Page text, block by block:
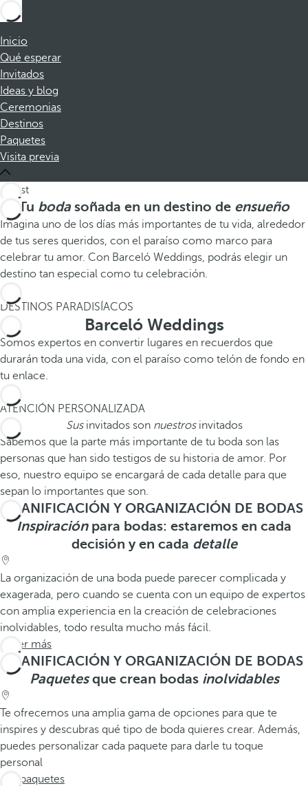
Inicio
Qué esperar
Invitados
Ideas y blog
Ceremonias
Destinos
Paquetes
Visita previa
Tu bodasoñada en un destino de ensueño
Imagina uno de los días más importantes de tu vida, alrededor
de tus seres queridos, con el paraíso como marco para
celebrar tu amor. Con Barceló Weddings, podrás elegir un
destino tan especial como tu celebración.
DESTINOS PARADISÍACOS
Barceló Weddings
Somos expertos en convertir lugares en recuerdos que
durarán toda una vida, con el paraíso como telón de fondo en
tu enlace.
ATENCIÓN PERSONALIZADA
Sus invitados son nuestros invitados
Sabemos que la parte más importante de tu boda son las
personas que han sido testigos de su historia de amor. Por
eso, nuestro equipo se encargará de cada detalle para que
sepan lo importantes que son.
PLANIFICACIÓN Y ORGANIZACIÓN DE BODAS
Inspiración para bodas: estaremos en cada
decisión y en cada detalle
La organización de una boda puede parecer complicada y
exagerada, pero cuando se cuenta con un equipo de expertos
con amplia experiencia en la creación de celebraciones
inolvidables, todo resulta mucho más fácil.
Saber más
PLANIFICACIÓN Y ORGANIZACIÓN DE BODAS
Paquetesque crean bodas inolvidables
Te ofrecemos una amplia gama de opciones para que te
inspires y descubras qué tipo de boda quieres crear. Además,
puedes personalizar cada paquete para darle tu toque
personal
Ver paquetes